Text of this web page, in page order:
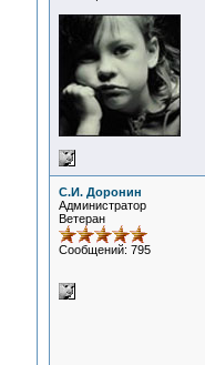
С.И. Доронин
Администратор
Ветеран
Сообщений: 795